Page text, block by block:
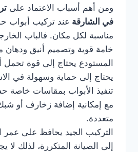
ومن أهم أسباب الاعتماد على
في الشارقة عند تركيب أبواب
مناسبة لكل مكان. فالباب
خامة قوية وتصميم أنيق ودهان
المستودع يحتاج إلى قوة تحمل
يحتاج إلى حماية وسهولة في
تنفيذ الأبواب بمقاسات خاصة
مع إمكانية إضافة زخارف أو
متعددة.
التركيب الجيد يحافظ على عمر
إلى الصيانة المتكررة، لذلك لا